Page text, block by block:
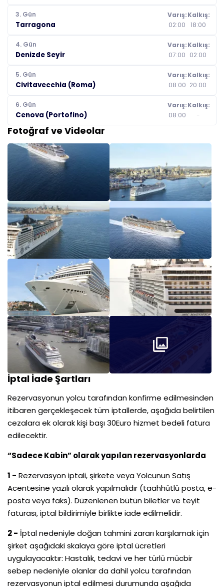
3. Gün
Tarragona
Varış:
02:00
Kalkış:
18:00
4. Gün
Denizde Seyir
Varış:
07:00
Kalkış:
02:00
5. Gün
Civitavecchia (Roma)
Varış:
08:00
Kalkış:
20:00
6. Gün
Cenova (Portofino)
Varış:
08:00
Kalkış:
-
Fotoğraf ve Videolar
İptal İade Şartları
Rezervasyonun yolcu tarafından konfirme edilmesinden
itibaren gerçekleşecek tüm iptallerde, aşağıda belirtilen
cezalara ek olarak kişi başı 30Euro hizmet bedeli fatura
edilecektir.
“Sadece Kabin” olarak yapılan rezervasyonlarda
1 - Rezervasyon iptali, şirkete veya Yolcunun Satış
Acentesine yazılı olarak yapılmalıdır (taahhütlü posta, e-
posta veya faks). Düzenlenen bütün biletler ve teyit
faturası, iptal bildirimiyle birlikte iade edilmelidir.
2 - İptal nedeniyle doğan tahmini zararı karşılamak için
şirket aşağıdaki skalaya göre iptal ücretleri
uygulayacaktır: Hastalık, tedavi ve her türlü mücbir
sebep nedeniyle olanlar da dahil yolcu tarafından
rezervasyonun iptal edilmesi durumunda aşağıda